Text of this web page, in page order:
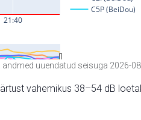
uuendatud seisuga 2026-
vahemikus 38–54 dB